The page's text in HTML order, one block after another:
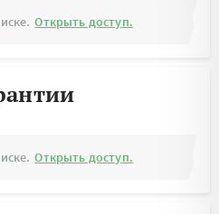
Открыть доступ.
Открыть доступ.